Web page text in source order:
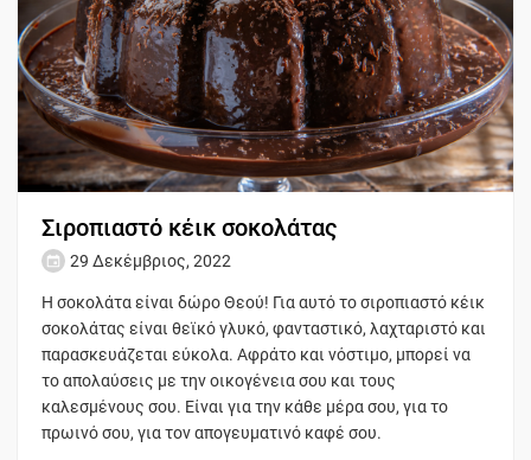
Σιροπιαστό κέικ σοκολάτας
29 Δεκέμβριος, 2022
Η σοκολάτα είναι δώρο Θεού! Για αυτό το σιροπιαστό κέικ
σοκολάτας είναι θεϊκό γλυκό, φανταστικό, λαχταριστό και
παρασκευάζεται εύκολα. Αφράτο και νόστιμο, μπορεί να
το απολαύσεις με την οικογένεια σου και τους
καλεσμένους σου. Είναι για την κάθε μέρα σου, για το
πρωινό σου, για τον απογευματινό καφέ σου.